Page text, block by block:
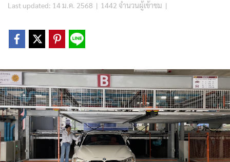
Last updated: 14 ม.ค. 2568 | 1442 จำนวนผู้เข้าชม |